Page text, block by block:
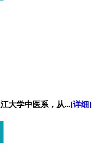
大学中医系，从...[详细]